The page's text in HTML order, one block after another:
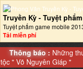
Truyền Kỳ - Tuyệt
Tuyệt phẩm game mobile
Tải miễn phí
Thông báo : Những
tộc "Võ Nguyên Giáp "